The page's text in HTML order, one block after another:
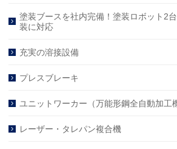
塗装ブースを社内完備！塗装ロボット2
装に対応
充実の溶接設備
プレスブレーキ
ユニットワーカー（万能形鋼全自動加工
レーザー・タレパン複合機